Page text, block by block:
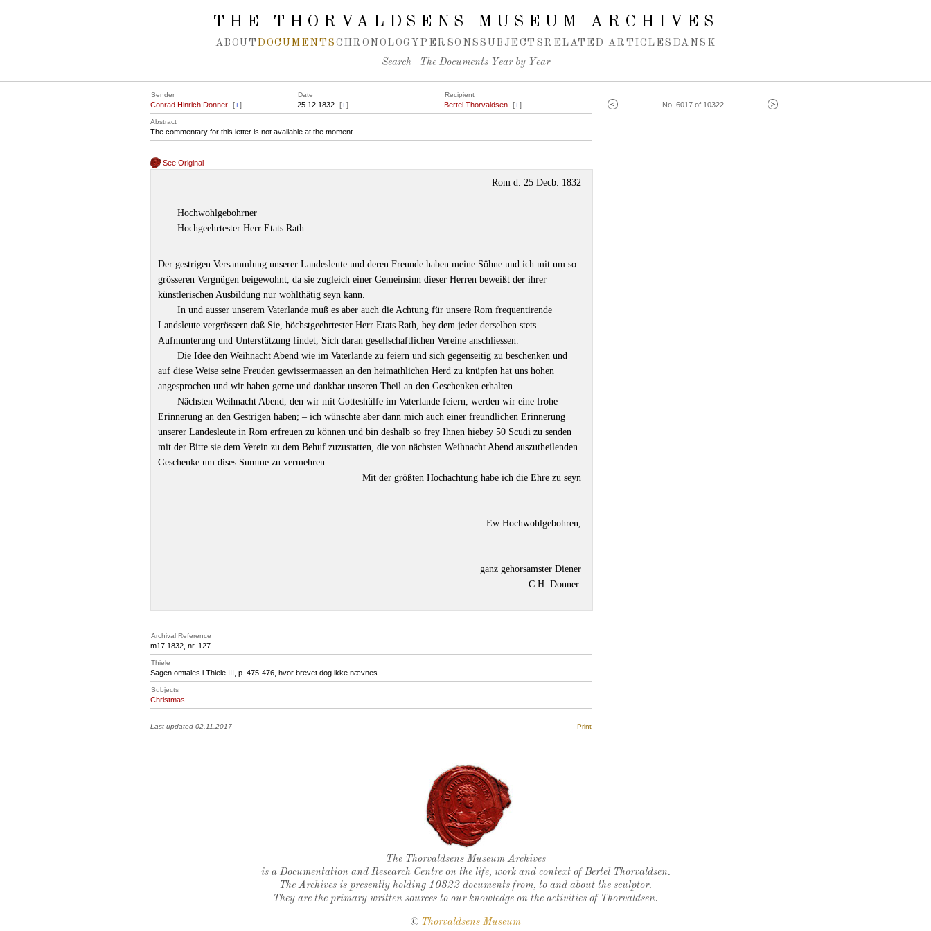
THE THORVALDSENS MUSEUM ARCHIVES
ABOUT DOCUMENTS CHRONOLOGY PERSONS SUBJECTS RELATED ARTICLES DANSK
Search The Documents Year by Year
No. 6017 of 10322
Sender Date Recipient
Conrad Hinrich Donner [+] 25.12.1832 [+] Bertel Thorvaldsen [+]
Abstract
The commentary for this letter is not available at the moment.
See Original
Rom d. 25 Decb. 1832
Hochwohlgebohrner
Hochgeehrtester Herr Etats Rath.
Der gestrigen Versammlung unserer Landesleute und deren Freunde haben meine Söhne und ich mit um so
grösseren Vergnügen beigewohnt, da sie zugleich einer Gemeinsinn dieser Herren beweißt der ihrer
künstlerischen Ausbildung nur wohlthätig seyn kann.
In und ausser unserem Vaterlande muß es aber auch die Achtung für unsere Rom frequentirende
Landsleute vergrössern daß Sie, höchstgeehrtester Herr Etats Rath, bey dem jeder derselben stets
Aufmunterung und Unterstützung findet, Sich daran gesellschaftlichen Vereine anschliessen.
Die Idee den Weihnacht Abend wie im Vaterlande zu feiern und sich gegenseitig zu beschenken und
auf diese Weise seine Freuden gewissermaassen an den heimathlichen Herd zu knüpfen hat uns hohen
angesprochen und wir haben gerne und dankbar unseren Theil an den Geschenken erhalten.
Nächsten Weihnacht Abend, den wir mit Gotteshülfe im Vaterlande feiern, werden wir eine frohe
Erinnerung an den Gestrigen haben; – ich wünschte aber dann mich auch einer freundlichen Erinnerung
unserer Landesleute in Rom erfreuen zu können und bin deshalb so frey Ihnen hiebey 50 Scudi zu senden
mit der Bitte sie dem Verein zu dem Behuf zuzustatten, die von nächsten Weihnacht Abend auszutheilenden
Geschenke um dises Summe zu vermehren. –
Mit der größten Hochachtung habe ich die Ehre zu seyn
Ew Hochwohlgebohren,
ganz gehorsamster Diener
C.H. Donner.
Archival Reference
m17 1832, nr. 127
Thiele
Sagen omtales i Thiele III, p. 475-476, hvor brevet dog ikke nævnes.
Subjects
Christmas
Last updated 02.11.2017 Print
Thorvaldsen's seal
The Thorvaldsens Museum Archives
is a Documentation and Research Centre on the life, work and context of Bertel Thorvaldsen.
The Archives is presently holding 10322 documents from, to and about the sculptor.
They are the primary written sources to our knowledge on the activities of Thorvaldsen.
© Thorvaldsens Museum